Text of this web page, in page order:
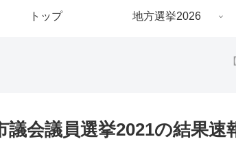
トップ 地方選挙2026
議会議員選挙2021の結果速